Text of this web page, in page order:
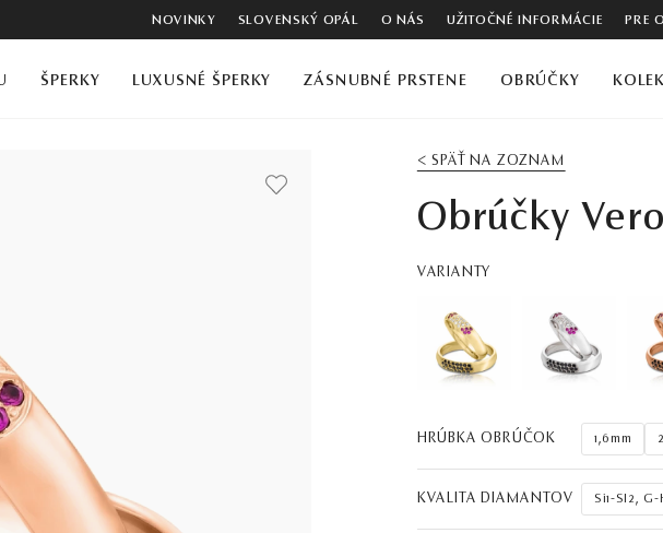
NOVINKY SLOVENSKÝ OPÁL O NÁS UŽITOČNÉ INFORMÁCIE PRE
ŠPERKY LUXUSNÉ ŠPERKY ZÁSNUBNÉ PRSTENE OBRÚČKY
< SPÄŤ NA ZOZNAM
Obrúčky
VARIANTY
HRÚBKA OBRÚČOK 1,6mm
KVALITA DIAMANTOV Si1-SI2, G-